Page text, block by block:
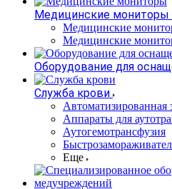
Медицинские мониторы
Медицинские
Медицинские
Оборудование для
Служба крови
Автоматизированная
Аппараты для
Аутогемотрансфузия
Еще